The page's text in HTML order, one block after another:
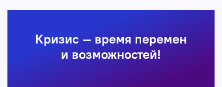
Кризис — время перемен
и возможностей!